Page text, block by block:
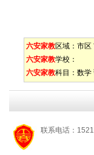
六安家教区域： 市区
六安家教学校：
六安家教科目： 数学
联系电话：